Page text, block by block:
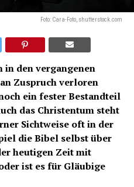
Foto: Cara-Foto, shutterstock.com
in den vergangenen
Zuspruch verloren
ein fester Bestandteil
das Christentum steht
Sichtweise oft in der
die Bibel selbst über
heutigen Zeit mit
ist es für Gläubige